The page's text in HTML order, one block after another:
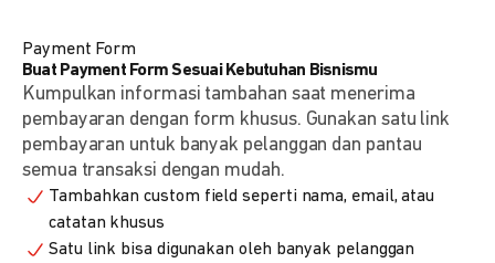
Payment Form
Buat Payment Form Sesuai Kebutuhan Bisnismu
Kumpulkan informasi tambahan saat menerima
pembayaran dengan form khusus. Gunakan satu link
pembayaran untuk banyak pelanggan dan pantau
semua transaksi dengan mudah.
Tambahkan custom field seperti nama, email, atau
catatan khusus
Satu link bisa digunakan oleh banyak pelanggan